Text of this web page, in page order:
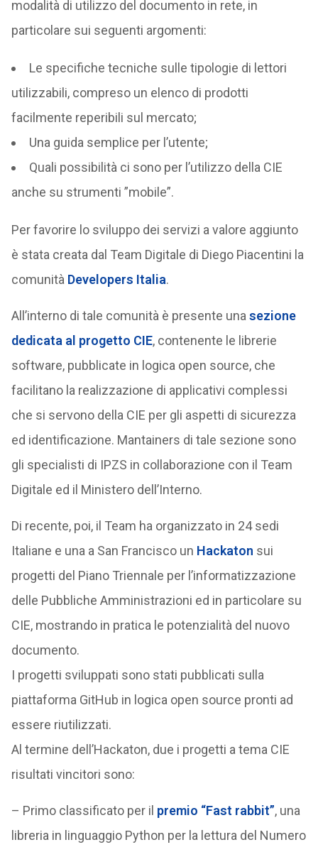
modalità di utilizzo del documento in rete, in
particolare sui seguenti argomenti:
Le specifiche tecniche sulle tipologie di lettori
utilizzabili, compreso un elenco di prodotti
facilmente reperibili sul mercato;
Una guida semplice per l’utente;
Quali possibilità ci sono per l’utilizzo della CIE
anche su strumenti ”mobile”.
Per favorire lo sviluppo dei servizi a valore aggiunto
è stata creata dal Team Digitale di Diego Piacentini la
comunità Developers Italia.
All’interno di tale comunità è presente una sezione
dedicata al progetto CIE, contenente le librerie
software, pubblicate in logica open source, che
facilitano la realizzazione di applicativi complessi
che si servono della CIE per gli aspetti di sicurezza
ed identificazione. Mantainers di tale sezione sono
gli specialisti di IPZS in collaborazione con il Team
Digitale ed il Ministero dell’Interno.
Di recente, poi, il Team ha organizzato in 24 sedi
Italiane e una a San Francisco un Hackaton sui
progetti del Piano Triennale per l’informatizzazione
delle Pubbliche Amministrazioni ed in particolare su
CIE, mostrando in pratica le potenzialità del nuovo
documento.
I progetti sviluppati sono stati pubblicati sulla
piattaforma GitHub in logica open source pronti ad
essere riutilizzati.
Al termine dell’Hackaton, due i progetti a tema CIE
risultati vincitori sono:
– Primo classificato per il premio “Fast rabbit”, una
libreria in linguaggio Python per la lettura del Numero